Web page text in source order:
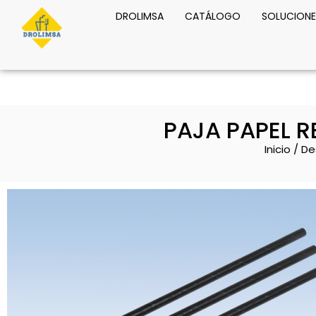
DROLIMSA CATÁLOGO
PAJA PAPEL
Inicio /